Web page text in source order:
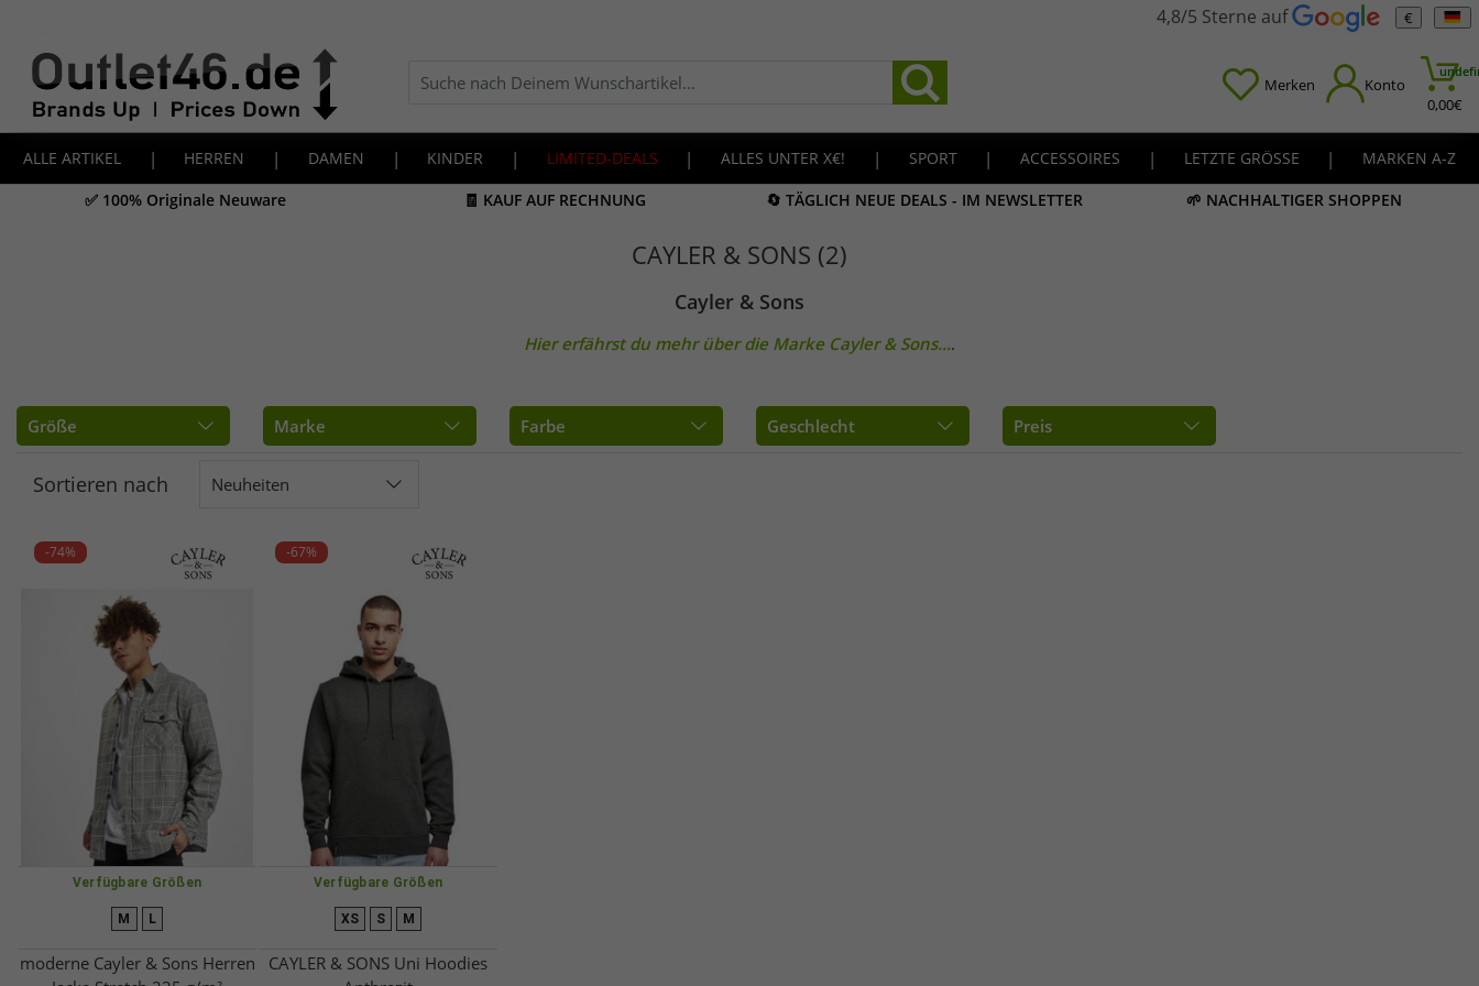
4,8/5 Sterne auf €
Merken Konto
0,00€
ALLE ARTIKEL | HERREN | DAMEN | KINDER | LIMITED-DEALS | ALLES UNTER X€! | SPORT | ACCESSOIRES | LETZTE GRÖSSE |
MARKEN A-Z
✅ 100% Originale Neuware
🧾 KAUF AUF RECHNUNG 🔄 TÄGLICH NEUE DEALS - IM NEWSLETTER 🌱 NACHHALTIGER SHOPPEN
CAYLER & SONS (2)
Cayler & Sons
Hier erfährst du mehr über die Marke Cayler & Sons....
Größe Marke Farbe Geschlecht Preis
Sortieren nach Neuheiten
-74%
Verfügbare Größen
M L
moderne Cayler & Sons Herren
-67%
Verfügbare Größen
XS S M
CAYLER & SONS Uni Hoodies